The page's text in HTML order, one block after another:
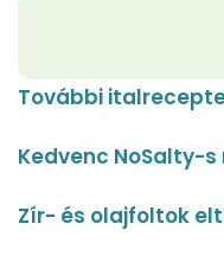
További
Kedvenc NoSalty-
Zír- és olajfoltok